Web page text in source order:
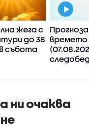
жега с
до 38
събота
времето
ни очаква